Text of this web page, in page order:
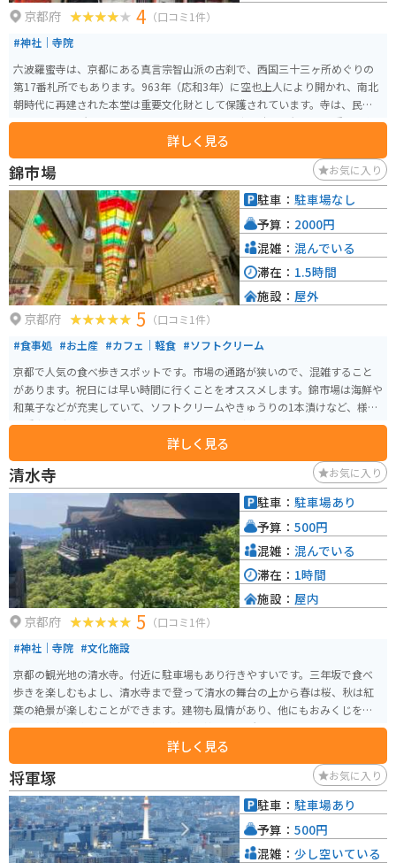
京都府 4 （口コミ1件）
#神社｜寺院
六波羅蜜寺は、京都にある真言宗智山派の古刹で、西国三十三ヶ所めぐりの
第17番札所でもあります。963年（応和3年）に空也上人により開かれ、南北
朝時代に再建された本堂は重要文化財として保護されています。寺は、民家
に囲まれた場所にひっそりと建っています。 国宝の十一面観音像や重要文化
財の空也上人像、平清盛像など、平安時代から鎌倉時代にかけての優れた仏
像を多数所蔵しています。特に名高いのが、運慶の四男・康勝作とされる空
也上人像で、空也の口からは「南無阿弥陀仏」の6字を象徴する阿弥陀仏の小
像が吐き出されているとされます。 また、寺周辺は「冥界への入口」とされ
る「六道之辻」の碑があり、"幽霊子育て飴"で知られる「みなとや」や、六道
珍皇寺（ろくどうちんのうじ）などが存在するなど、ミステリースポットと
しても知られています。「六波羅」が「髑髏ヶ原」が転じたとの逸話もあ
り、「あの世」の近くであることを覗わせるエピソードが数多く伝えられて
います。 毎年1月1日から3日の皇服茶授与、8月8日から10日の萬燈会、12月
13日から30日の公開空也踊躍念仏など、特別な行事も行われています。
詳しく見る
錦市場 お気に入り
京都府 5 （口コミ1件）
#食事処 #お土産 #カフェ｜軽食 #ソフトクリーム
京都で人気の食べ歩きスポットです。市場の通路が狭いので、混雑すること
があります。祝日には早い時間に行くことをオススメします。錦市場は海鮮や
和菓子などが充実していて、ソフトクリームやきゅうりの1本漬けなど、様々
な種類のグルメが味わえます。ご飯とスイーツどちらも楽しめます。
詳しく見る
駐車： 駐車場なし
予算： 2000円
混雑： 混んでいる
滞在： 1.5時間
施設： 屋外
清水寺 お気に入り
京都府 5 （口コミ1件）
#神社｜寺院 #文化施設
京都の観光地の清水寺。付近に駐車場もあり行きやすいです。三年坂で食べ
歩きを楽しむもよし、清水寺まで登って清水の舞台の上から春は桜、秋は紅
葉の絶景が楽しむことができます。建物も風情があり、他にもおみくじを引
いたり参拝も楽しめます。空気が綺麗で神聖な場所です。
詳しく見る
駐車： 駐車場あり
予算： 500円
混雑： 混んでいる
滞在： 1時間
施設： 屋内
将軍塚 お気に入り
駐車： 駐車場あり
予算： 500円
混雑： 少し空いている